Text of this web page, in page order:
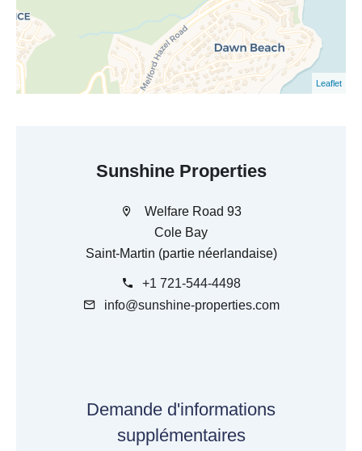
Leaflet
Sunshine Properties
Welfare Road 93
Cole Bay
Saint-Martin (partie néerlandaise)
+1 721-544-4498
info@sunshine-properties.com
Demande d'informations
supplémentaires